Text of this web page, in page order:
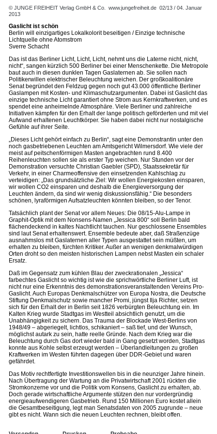
© JUNGE FREIHEIT Verlag GmbH & Co. www.jungefreiheit.de 02/13 / 04. Januar
2013
Gaslicht ist schön
Berlin will einzigartiges Lokalkolorit beseitigen / Einzige technische
Lichtquelle ohne Atomstrom
Sverre Schacht
Das ist das Berliner Licht, Licht, Licht, nehmt uns die Laterne nicht, nicht,
nicht“, sangen kürzlich 500 Berliner bei einer Menschenkette. Die Metropole
baut auch in diesen dunklen Tagen Gaslaternen ab. Sie sollen nach
Politikerwillen elektrischer Beleuchtung weichen. Der großkoalitionäre
Senat begründet den Feldzug gegen noch gut 43.000 öffentliche Berliner
Gaslampen mit Kosten- und Klimaschutzargumenten. Dabei ist Gaslicht das
einzige technische Licht garantiert ohne Strom aus Kernkraftwerken, und es
spendet eine anheimelnde Atmosphäre. Viele Berliner und zahlreiche
Initiativen kämpfen für den Erhalt der lange politisch geförderten und mit viel
Aufwand erhaltenen Leuchtkörper. Sie haben dabei nicht nur nostalgische
Gefühle auf ihrer Seite.
„Dieses Licht gehört einfach zu Berlin“, sagt eine Demonstrantin unter den
noch gasbetriebenen Leuchten am Amtsgericht Wilmersdorf. Wie viele der
meist auf peitschenförmigen Masten angebrachten rund 8.400
Reihenleuchten sollen sie als erster Typ weichen. Nur Stunden vor der
Demonstration versuchte Christian Gaebler (SPD), Staatssekretär für
Verkehr, in einer Charmeoffensive den einsetzenden Kahlschlag zu
verteidigen: „Das grundsätzliche Ziel: Wir wollen Energiekosten einsparen,
wir wollen CO2 einsparen und deshalb die Energieversorgung der
Leuchten ändern, da sind wir wenig diskussionsfähig.“ Die besonders
schönen, lyraförmigen Aufsatzleuchten könnten bleiben, so der Tenor.
Tatsächlich plant der Senat vor allem Neues: Die 08/15-Alu-Lampe in
Graphit-Optik mit dem Nonsens-Namen „Jessica 800“ soll Berlin bald
flächendeckend in kaltes Nachtlicht tauchen. Nur geschlossene Ensembles
sind laut Senat erhaltenswert. Ensemble bedeute aber, daß Straßenzüge
ausnahmslos mit Gaslaternen aller Typen ausgestattet sein müßten, um
erhalten zu bleiben, fürchten Kritiker. Außer an wenigen denkmalwürdigen
Orten droht so den meisten historischen Lampen nebst Masten ein schaler
Ersatz.
Daß im Gegensatz zum kühlen Blau der zweckrationalen „Jessica“
farbechtes Gaslicht so wichtig ist wie die sprichwörtliche Berliner Luft, ist
nicht nur eine Erkenntnis des demonstrationsveranstaltenden Vereins Pro-
Gaslicht. Auch Europas Denkmalschützer von Europa Nostra, die Deutsche
Stiftung Denkmalschutz sowie mancher Promi, jüngst Ilja Richter, setzen
sich für den Erhalt der in Berlin seit 1826 verbürgten Beleuchtung ein. Im
Kalten Krieg wurde Stadtgas im Westteil absichtlich genutzt, um die
Unabhängigkeit zu sichern. Das Trauma der Blockade West-Berlins von
1948/49 – abgeriegelt, lichtlos, schikaniert – saß tief, und der Wunsch,
möglichst autark zu sein, hatte reelle Gründe. Nach dem Krieg war die
Beleuchtung durch Gas dort wieder bald in Gang gesetzt worden, Stadtgas
konnte aus Kohle selbst erzeugt werden – Überlandleitungen zu großen
Kraftwerken im Westen führten dagegen über DDR-Gebiet und waren
gefährdet.
Das Motiv rechtfertigte Investitionswellen bis in die neunziger Jahre hinein.
Nach Übertragung der Wartung an die Privatwirtschaft 2001 rückten die
Stromkonzerne vor und die Politik vom Konsens, Gaslicht zu erhalten, ab.
Doch gerade wirtschaftliche Argumente stützen den nur vordergründig
energieaufwendigeren Gasbetrieb. Rund 150 Millionen Euro kostet allein
die Gesamtbeseitigung, legt man Senatsdaten von 2005 zugrunde – neue
gibt es nicht. Wann sich die neuen Leuchten rechnen, bleibt offen.